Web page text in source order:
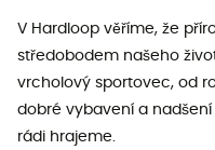
V Hardloop věříme, že
středobodem našeho
vrcholový sportovec, od
dobré vybavení a
rádi hrajeme.